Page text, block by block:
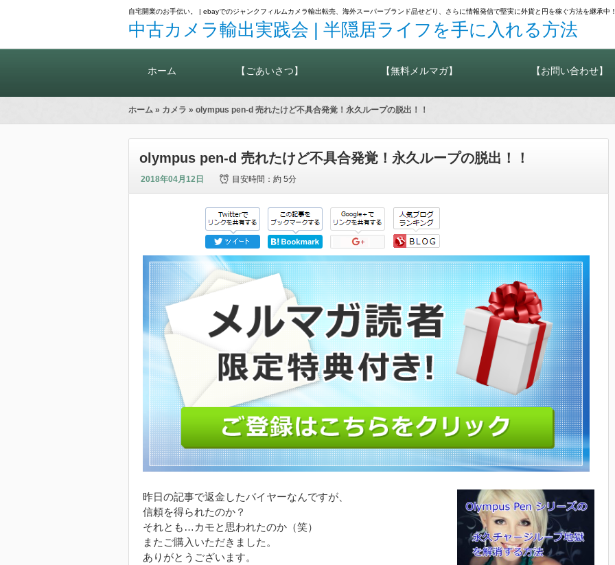
自宅開業のお手伝い。 | ebayでのジャンクフィルムカメラ輸出転売、海外スーパーブランド品せどり、さらに情報発信で堅実に外貨と円を稼ぐ方法を継承中！
中古カメラ輸出実践会 | 半隠居ライフを手に入れる方法
ホーム 【ごあいさつ】 【無料メルマガ】 【お問い合わせ】
ホーム » カメラ » olympus pen-d 売れたけど不具合発覚！永久ループの脱出！！
olympus pen-d 売れたけど不具合発覚！永久ループの脱出！！
2018年04月12日 目安時間：約 5分
昨日の記事で返金したバイヤーなんですが、
信頼を得られたのか？
それとも…カモと思われたのか（笑）
またご購入いただきました。
ありがとうございます。